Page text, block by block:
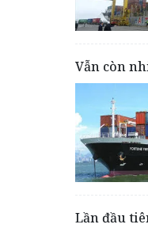
Vẫn còn
Lần đầu